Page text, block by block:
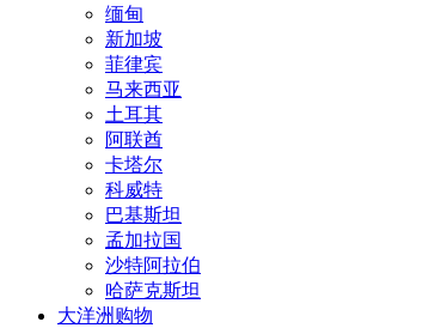
缅甸
新加坡
菲律宾
马来西亚
土耳其
阿联酋
卡塔尔
科威特
巴基斯坦
孟加拉国
沙特阿拉伯
哈萨克斯坦
大洋洲购物